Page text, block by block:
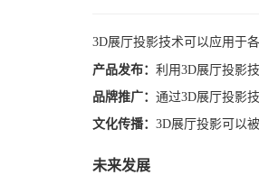
3D展厅投影技术可以应用于
产品发布： 利用3D展厅投影
品牌推广： 通过3D展厅投影
文化传播： 3D展厅投影可以
未来发展